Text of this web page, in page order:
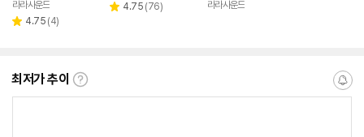
페이
라라사운드
별 4.75 리
(4)
페이
별 4.75 리
(76) 라라사운드
최저가 추이
최
알